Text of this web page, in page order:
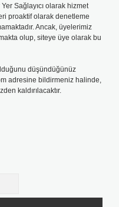
Sağlayıcı olarak hizmet
proaktif olarak denetleme
Ancak, üyelerimiz
olup, siteye üye olarak bu
düşündüğünüz
adresine bildirmeniz halinde,
kaldırılacaktır.